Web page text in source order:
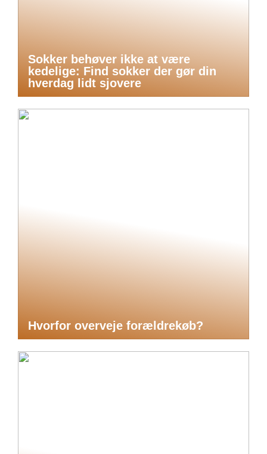
Sokker behøver ikke at være
kedelige: Find sokker der gør din
hverdag lidt sjovere
Hvorfor overveje forældrekøb?